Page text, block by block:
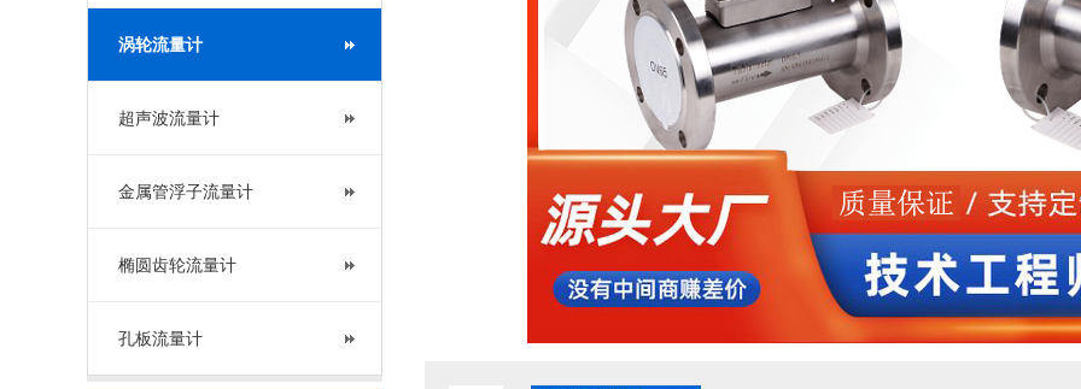
涡轮流量计
超声波流量计
金属管浮子流量计
椭圆齿轮流量计
孔板流量计